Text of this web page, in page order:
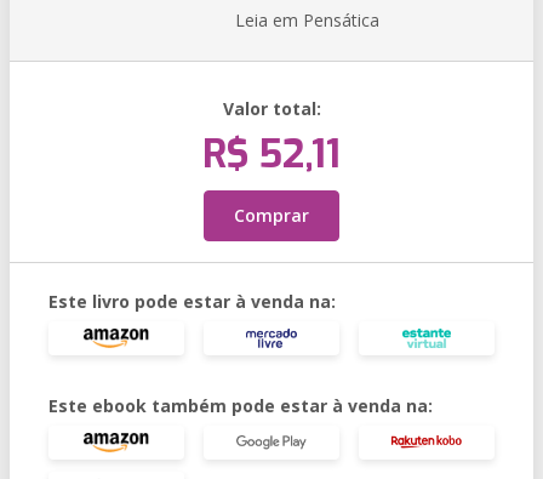
Leia em Pensática
Valor total:
R$ 52,11
Comprar
Este livro pode estar à venda na:
Este ebook também pode estar à venda na: